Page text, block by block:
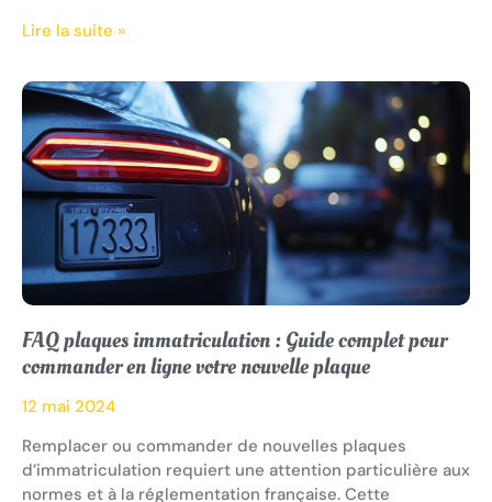
Lire la suite »
FAQ plaques immatriculation : Guide complet pour
commander en ligne votre nouvelle plaque
12 mai 2024
Remplacer ou commander de nouvelles plaques
d’immatriculation requiert une attention particulière aux
normes et à la réglementation française. Cette